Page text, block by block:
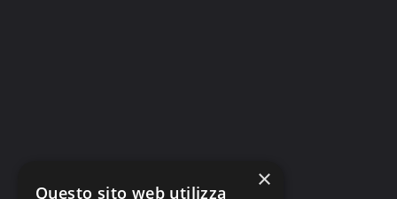
×
Questo sito web utilizza